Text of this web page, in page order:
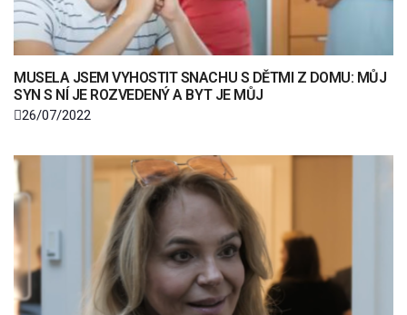
MUSELA JSEM VYHOSTIT SNACHU S DĚTMI Z DOMU: MŮJ
SYN S NÍ JE ROZVEDENÝ A BYT JE MŮJ
26/07/2022